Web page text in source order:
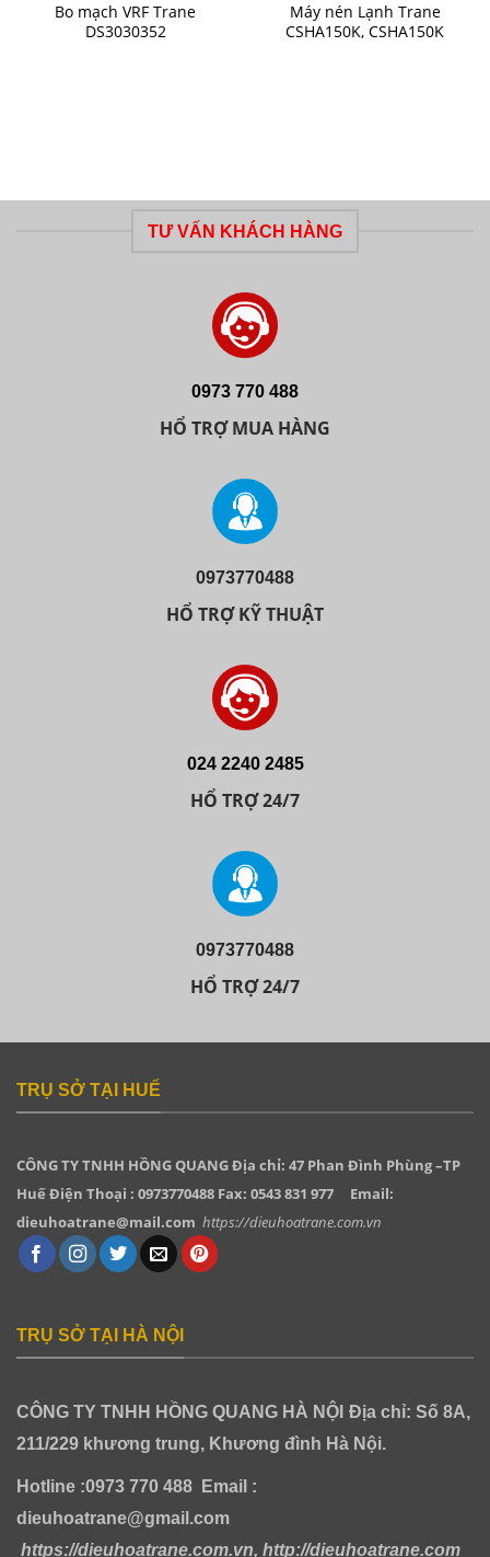
Bo mạch VRF Trane
DS3030352
Máy nén Lạnh Trane
CSHA150K, CSHA150K
TƯ VẤN KHÁCH HÀNG
0973 770 488
HỔ TRỢ MUA HÀNG
0973770488
HỔ TRỢ KỸ THUẬT
024 2240 2485
HỔ TRỢ 24/7
0973770488
HỔ TRỢ 24/7
TRỤ SỞ TẠI HUẾ
CÔNG TY TNHH HỒNG QUANGĐịa chỉ: 47 Phan Đình Phùng –TP
Huế Điện Thoại : 0973770488 Fax: 0543 831 977
Email:
dieuhoatrane@mail.com https://dieuhoatrane.com.vn
TRỤ SỞ TẠI HÀ NỘI
CÔNG TY TNHH HỒNG QUANG HÀ NỘI Địa chỉ: Số 8A,
211/229 khương trung, Khương đình Hà Nội.
Hotline :0973 770 488
Email :
dieuhoatrane@gmail.com
https://dieuhoatrane.com.vn, http://dieuhoatrane.com